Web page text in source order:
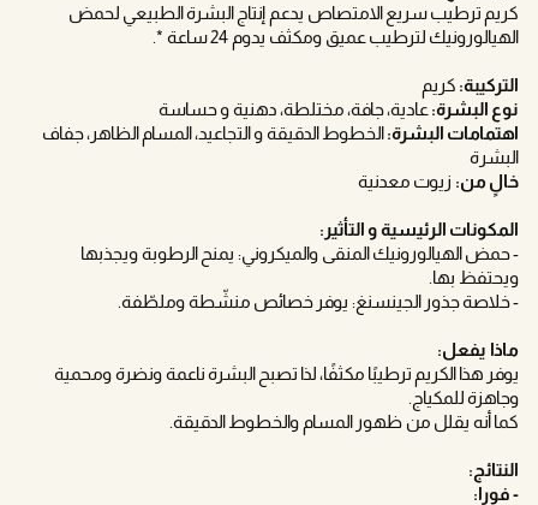
كريم ترطيب سريع الامتصاص يدعم إنتاج البشرة الطبيعي لحمض
الهيالورونيك لترطيب عميق ومكثف يدوم 24 ساعة *.
التركيبة: كريم
نوع البشرة: عادية، جافة، مختلطة، دهنية و حساسة
اهتمامات البشرة:الخطوط الدقيقة و التجاعيد، المسام الظاهر، جفاف
البشرة
خالٍ من: زيوت معدنية
المكونات الرئيسية و التأثير:
- حمض الهيالورونيك المنقى والميكروني: يمنح الرطوبة ويجذبها
ويحتفظ بها.
- خلاصة جذور الجينسنغ: يوفر خصائص منشّطة وملطّفة.
ماذا يفعل:
يوفر هذا الكريم ترطيبًا مكثفًا، لذا تصبح البشرة ناعمة ونضرة ومحمية
وجاهزة للمكياج.
كما أنه يقلل من ظهور المسام والخطوط الدقيقة.
النتائج:
- فورا: